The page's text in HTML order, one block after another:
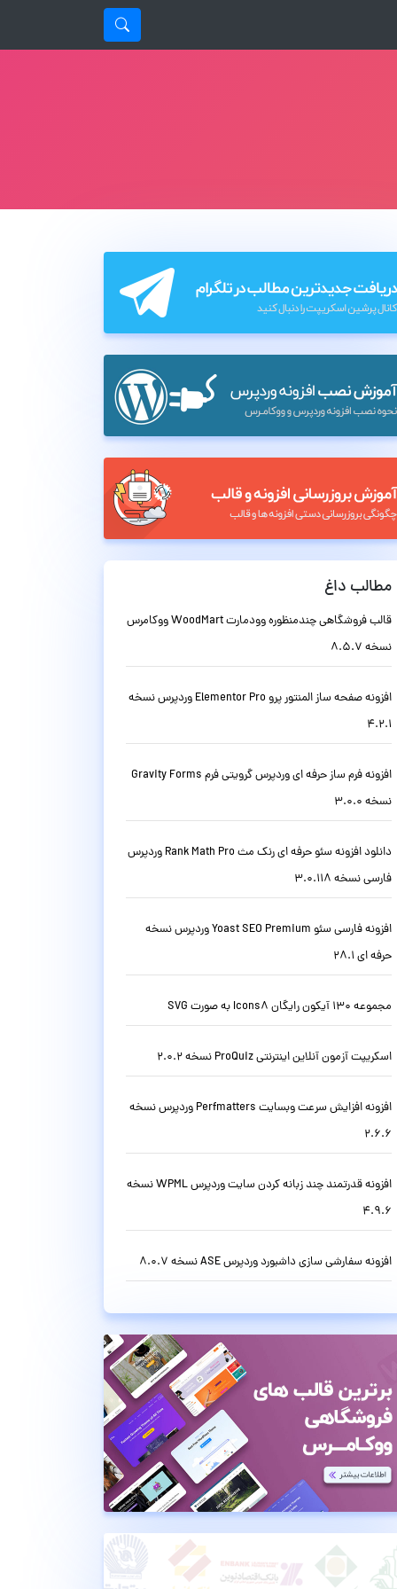
مطالب داغ
قالب فروشگاهی چندمنظوره وودمارت WoodMart ووکامرس
نسخه 8.5.7
افزونه صفحه ساز المنتور پرو Elementor Pro وردپرس نسخه
4.2.1
افزونه فرم ساز حرفه ای وردپرس گرویتی فرم Gravity Forms
نسخه 3.0.0
دانلود افزونه سئو حرفه ای رنک مث Rank Math Pro وردپرس
فارسی نسخه 3.0.118
افزونه فارسی سئو Yoast SEO Premium وردپرس نسخه
حرفه ای 28.1
مجموعه 130 آیکون رایگان Icons8 به صورت SVG
اسکریپت آزمون آنلاین اینترنتی ProQuiz نسخه 2.0.2
افزونه افزایش سرعت وبسایت Perfmatters وردپرس نسخه
2.6.6
افزونه قدرتمند چند زبانه کردن سایت وردپرس WPML نسخه
4.9.6
افزونه سفارشی سازی داشبورد وردپرس ASE نسخه 8.0.7